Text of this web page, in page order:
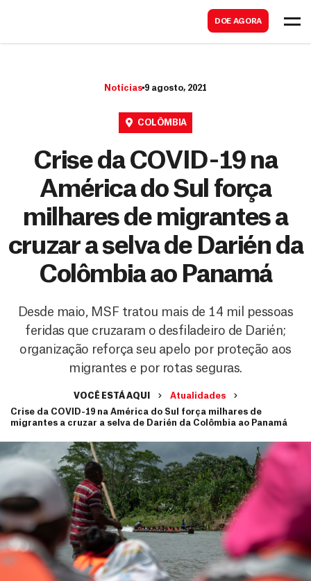
DOE AGORA
Notícias 9 agosto, 2021
COLÔMBIA
Crise da COVID-19 na
América do Sul força
milhares de migrantes a
cruzar a selva de Darién da
Colômbia ao Panamá
Desde maio, MSF tratou mais de 14 mil pessoas
feridas que cruzaram o desfiladeiro de Darién;
organização reforça seu apelo por proteção aos
migrantes e por rotas seguras.
VOCÊ ESTÁ AQUI
Atualidades
Crise da COVID-19 na América do Sul força milhares de
migrantes a cruzar a selva de Darién da Colômbia ao Panamá
a
r